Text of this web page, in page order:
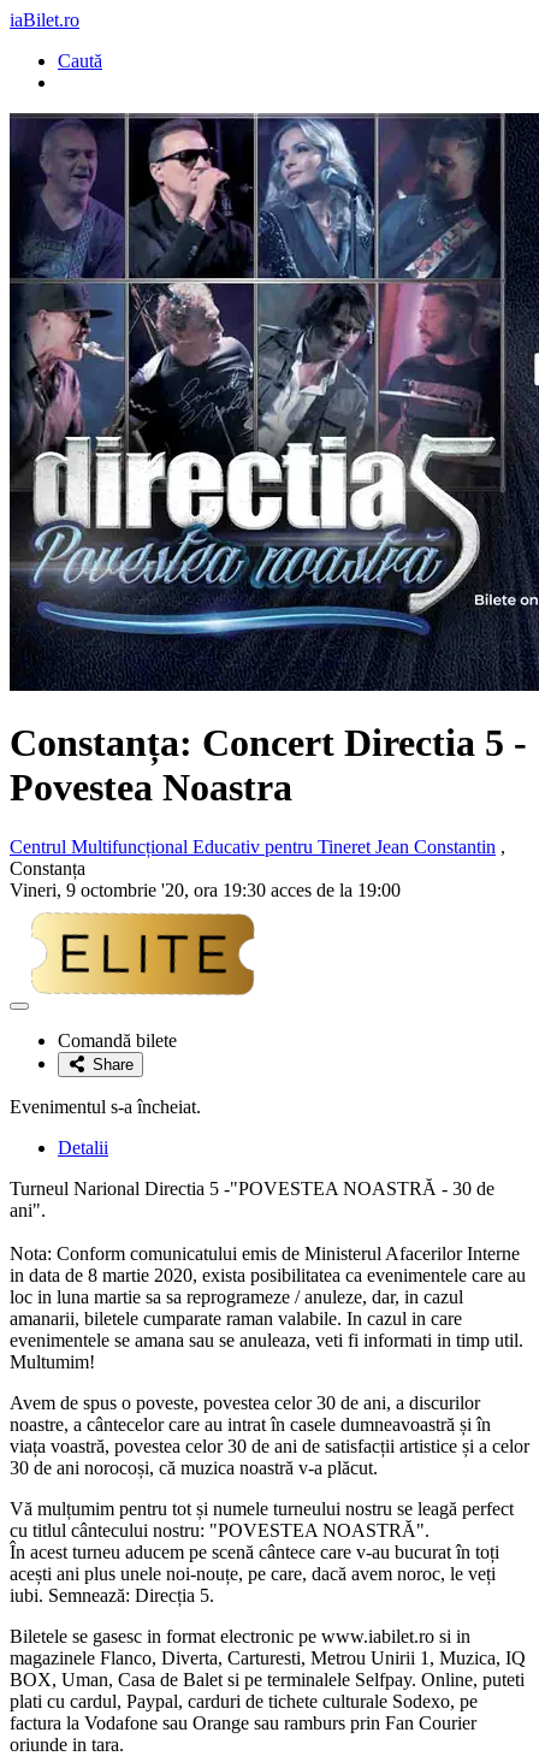
iaBilet.ro
Caută
Constanța: Concert Directia 5 -
Povestea Noastra
Centrul Multifuncțional Educativ pentru Tineret Jean Constantin ,
Constanța
Vineri, 9 octombrie '20, ora 19:30 acces de la 19:00
Adaugă
favoriteComandă bilete
Share
Evenimentul s-a încheiat.
Detalii
Turneul Narional Directia 5 -"POVESTEA NOASTRĂ - 30 de
ani".
Nota: Conform comunicatului emis de Ministerul Afacerilor Interne
in data de 8 martie 2020, exista posibilitatea ca evenimentele care au
loc in luna martie sa sa reprogrameze / anuleze, dar, in cazul
amanarii, biletele cumparate raman valabile. In cazul in care
evenimentele se amana sau se anuleaza, veti fi informati in timp util.
Multumim!
Avem de spus o poveste, povestea celor 30 de ani, a discurilor
noastre, a cântecelor care au intrat în casele dumneavoastră și în
viața voastră, povestea celor 30 de ani de satisfacții artistice și a celor
30 de ani norocoși, că muzica noastră v-a plăcut.
Vă mulțumim pentru tot și numele turneului nostru se leagă perfect
cu titlul cântecului nostru: "POVESTEA NOASTRĂ".
În acest turneu aducem pe scenă cântece care v-au bucurat în toți
acești ani plus unele noi-nouțe, pe care, dacă avem noroc, le veți
iubi. Semnează: Direcția 5.
Biletele se gasesc in format electronic pe www.iabilet.ro si in
magazinele Flanco, Diverta, Carturesti, Metrou Unirii 1, Muzica, IQ
BOX, Uman, Casa de Balet si pe terminalele Selfpay. Online, puteti
plati cu cardul, Paypal, carduri de tichete culturale Sodexo, pe
factura la Vodafone sau Orange sau ramburs prin Fan Courier
oriunde in tara.